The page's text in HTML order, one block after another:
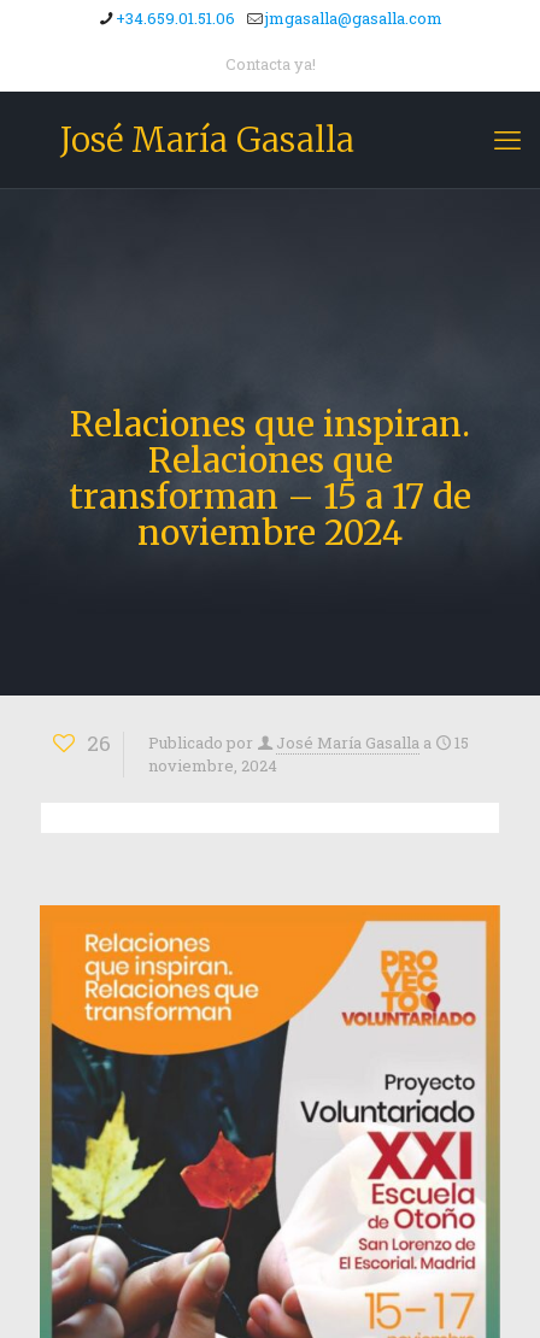
+34.659.01.51.06 jmgasalla@gasalla.com
Contacta ya!
José María Gasalla
Relaciones que inspiran.
Relaciones que
transforman – 15 a 17 de
noviembre 2024
26 Publicado por José María Gasalla a
15
noviembre, 2024